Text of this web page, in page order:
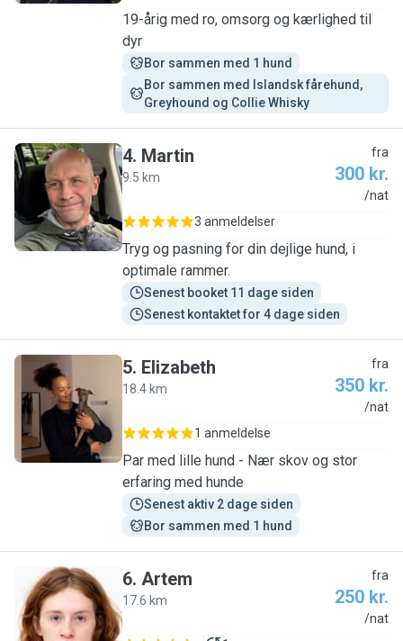
19-årig med ro, omsorg og kærlighed til
dyr
Bor sammen med 1 hund
Bor sammen med Islandsk fårehund,
Greyhound og Collie Whisky
M
4. Martin
9.5 km
fra
300 kr.
/nat
3 anmeldelser
Tryg og pasning for din dejlige hund, i
optimale rammer.
Senest booket 11 dage siden
Senest kontaktet for 4 dage siden
E
5. Elizabeth
18.4 km
fra
350 kr.
/nat
1 anmeldelse
Par med lille hund - Nær skov og stor
erfaring med hunde
Senest aktiv 2 dage siden
Bor sammen med 1 hund
A
6. Artem
17.6 km
fra
250 kr.
/nat